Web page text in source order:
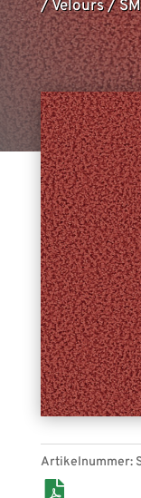
/Velours/
Smoozy 1606
Indoor-
Artikelnummer: